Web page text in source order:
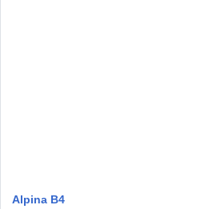
Alpina B4